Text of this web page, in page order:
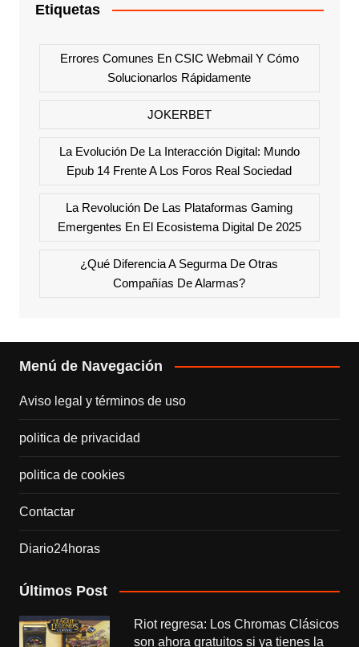
Etiquetas
Errores Comunes En CSIC Webmail Y Cómo
Solucionarlos Rápidamente
JOKERBET
La Evolución De La Interacción Digital: Mundo
Epub 14 Frente A Los Foros Real Sociedad
La Revolución De Las Plataformas Gaming
Emergentes En El Ecosistema Digital De 2025
¿Qué Diferencia A Segurma De Otras
Compañías De Alarmas?
Menú de Navegación
Aviso legal y términos de uso
politica de privacidad
politica de cookies
Contactar
Diario24horas
Últimos Post
Riot regresa: Los Chromas Clásicos
son ahora gratuitos si ya tienes la